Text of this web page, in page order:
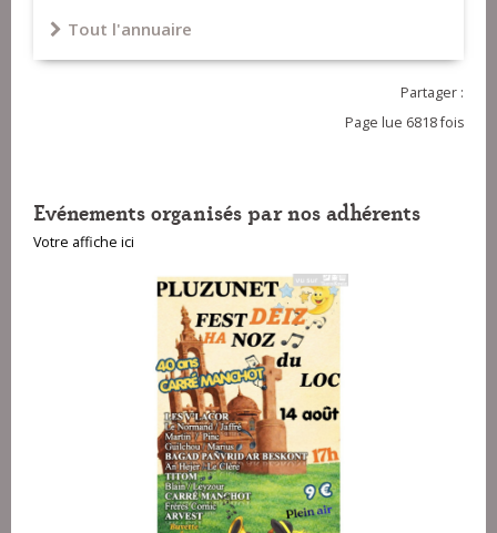
Tout l'annuaire
Partager :
Page lue 6818 fois
Evénements organisés par nos adhérents
Votre affiche ici